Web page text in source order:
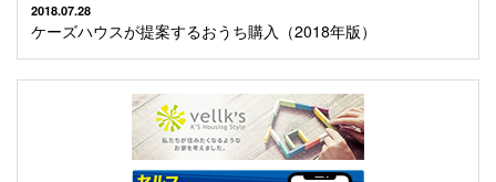
2018.07.28
ケーズハウスが提案するおうち購入（2018年版）